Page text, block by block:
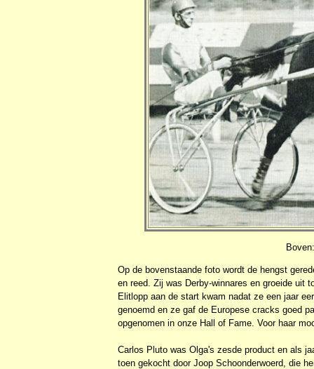
Op de bovenstaande foto wordt de hengst
en reed. Zij was Derby-winnares en groeide uit
Elitlopp aan de start kwam nadat ze een jaar
genoemd en ze gaf de Europese cracks goed
opgenomen in onze Hall of Fame. Voor haar
Carlos Pluto was Olga's zesde product en als
toen gekocht door Joop Schoonderwoerd, die